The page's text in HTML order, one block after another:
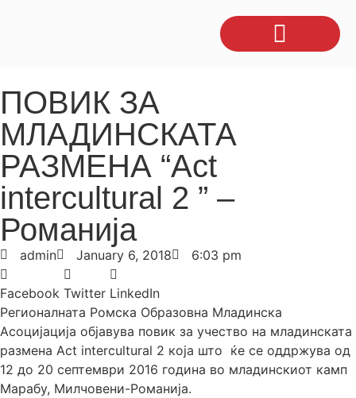
ПОВИК ЗА
МЛАДИНСКАТА
РАЗМЕНА “Act
intercultural 2 ” –
Романија
admin January 6, 2018 6:03 pm
Facebook Twitter LinkedIn
Регионалната Ромска Образовна Младинска
Асоцијација објавува повик за учество на младинската
размена Act intercultural 2 која што ќе се оддржува од
12 до 20 септември 2016 година во младинскиот камп
Марабу, Милчовени-Романија.